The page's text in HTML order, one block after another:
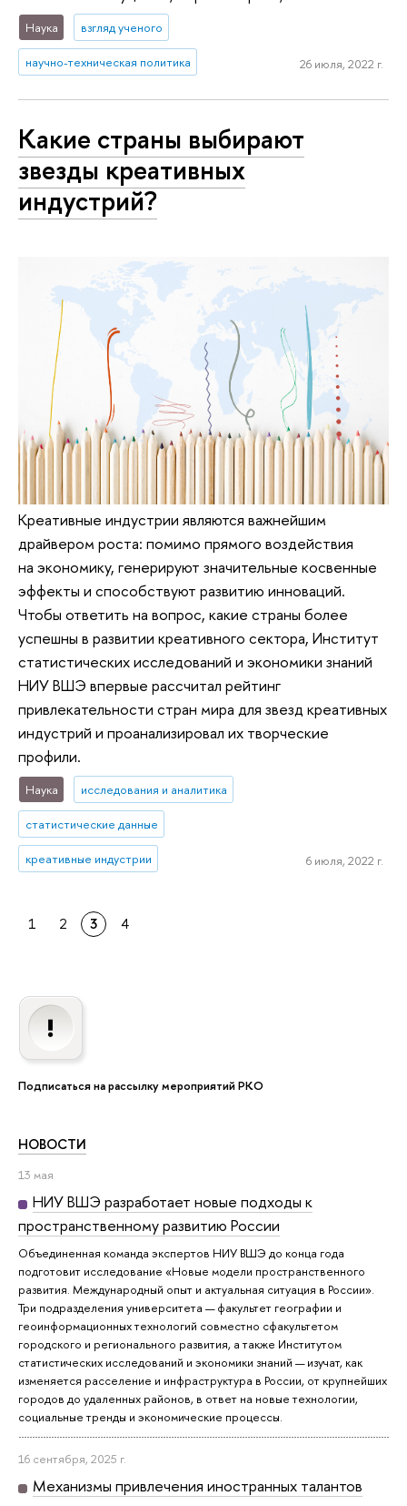
Подписаться на рассылку мероприятий РКО
НОВОСТИ
13 мая
НИУ ВШЭ разработает новые подходы к
пространственному развитию России
Объединенная команда экспертов НИУ ВШЭ до конца года
подготовит исследование «Новые модели пространственного
развития. Международный опыт и актуальная ситуация в России».
Три подразделения университета — факультет географии и
геоинформационных технологий совместно сфакультетом
городского и регионального развития, а также Институтом
статистических исследований и экономики знаний — изучат, как
изменяется расселение и инфраструктура в России, от крупнейших
городов до удаленных районов, в ответ на новые технологии,
социальные тренды и экономические процессы.
16 сентября, 2025 г.
Механизмы привлечения иностранных талантов
Наука взгляд ученого
научно-техническая политика 26 июля, 2022 г.
Какие страны выбирают
звезды креативных
индустрий?
Креативные индустрии являются важнейшим
драйвером роста: помимо прямого воздействия
на экономику, генерируют значительные косвенные
эффекты и способствуют развитию инноваций.
Чтобы ответить на вопрос, какие страны более
успешны в развитии креативного сектора, Институт
статистических исследований и экономики знаний
НИУ ВШЭ впервые рассчитал рейтинг
привлекательности стран мира для звезд креативных
индустрий и проанализировал их творческие
профили.
Наука исследования и аналитика
статистические данные
креативные индустрии 6 июля, 2022 г.
1 2 3 4